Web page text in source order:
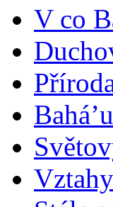
V co